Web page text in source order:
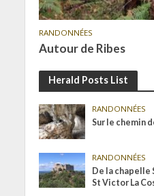
RANDONNÉES
Autour de Ribes
Herald Posts List
RANDONNÉES
Sur le chemin
RANDONNÉES
De la chapelle
St Victor La